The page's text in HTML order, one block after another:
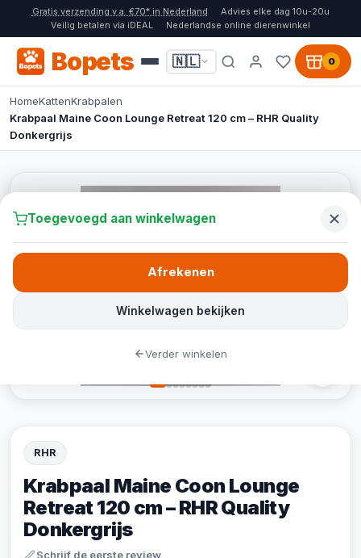
Gratis verzending v.a. €70* in Nederland
Advies elke dag 10u-20u
Veilig betalen via iDEAL
Nederlandse online dierenwinkel
Bopets 🇳🇱 0
HomeKattenKrabpalen
Krabpaal Maine Coon Lounge Retreat 120 cm – RHR Quality
Donkergrijs
RHR
Krabpaal Maine Coon Lounge
Retreat 120 cm – RHR Quality
Donkergrijs
Schrijf de eerste review
Toegevoegd aan winkelwagen
Winkelwagen bekijken
Afrekenen
Verder winkelen